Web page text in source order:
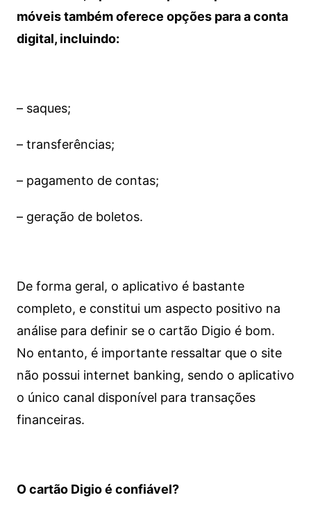
móveis também oferece opções para a conta
digital, incluindo:
– saques;
– transferências;
– pagamento de contas;
– geração de boletos.
De forma geral, o aplicativo é bastante
completo, e constitui um aspecto positivo na
análise para definir se o cartão Digio é bom.
No entanto, é importante ressaltar que o site
não possui internet banking, sendo o aplicativo
o único canal disponível para transações
financeiras.
O cartão Digio é confiável?